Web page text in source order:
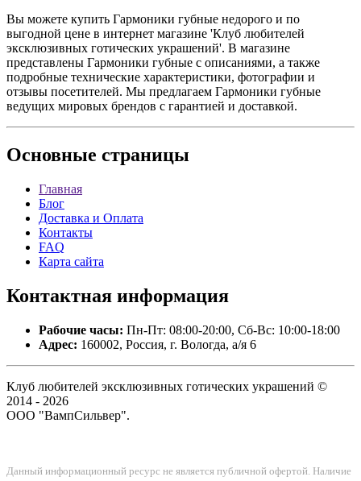
Вы можете купить Гармоники губные недорого и по
выгодной цене в интернет магазине 'Клуб любителей
эксклюзивных готических украшений'. В магазине
представлены Гармоники губные с описаниями, а также
подробные технические характеристики, фотографии и
отзывы посетителей. Мы предлагаем Гармоники губные
ведущих мировых брендов с гарантией и доставкой.
Основные страницы
Главная
Блог
Доставка и Оплата
Контакты
FAQ
Карта сайта
Контактная информация
Рабочие часы: Пн-Пт: 08:00-20:00, Сб-Вс: 10:00-18:00
Адрес: 160002, Россия, г. Вологда, а/я 6
Клуб любителей эксклюзивных готических украшений ©
2014 - 2026
ООО "ВампСильвер".
Данный информационный ресурс не является публичной офертой. Наличие